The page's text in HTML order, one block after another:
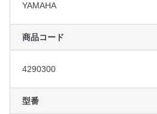
30日間
60日間
YAMAHA
商品コード
4290300
型番